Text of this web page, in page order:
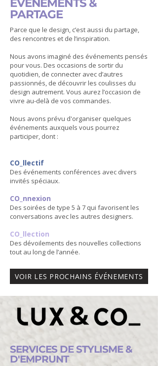
ÉVÉNEMENTS &
PARTAGE
Parce que le design, c’est aussi du partage,
des rencontres et de l’inspiration.
Nous avons imaginé des événements pensés
pour vous. Des occasions de sortir du
quotidien, de connecter avec d’autres
passionnés, de découvrir les coulisses du
design autrement. Vous aurez l’occasion de
vivre au-delà de vos commandes.
Nous avons prévu d'organiser quelques
événements auxquels vous pourrez
participer, dont :
CO_llectif
Des événements conférences avec divers
invités spéciaux.
CO_nnexion
Des soirées de type 5 à 7 qui favorisent les
conversations avec les autres designers.
CO_llection
Des dévoilements des nouvelles collections
tout au long de l’année.
VOIR LES PROCHAINS ÉVÉNEMENTS
SERVICES DE STYLISME &
D'EMPRUNT